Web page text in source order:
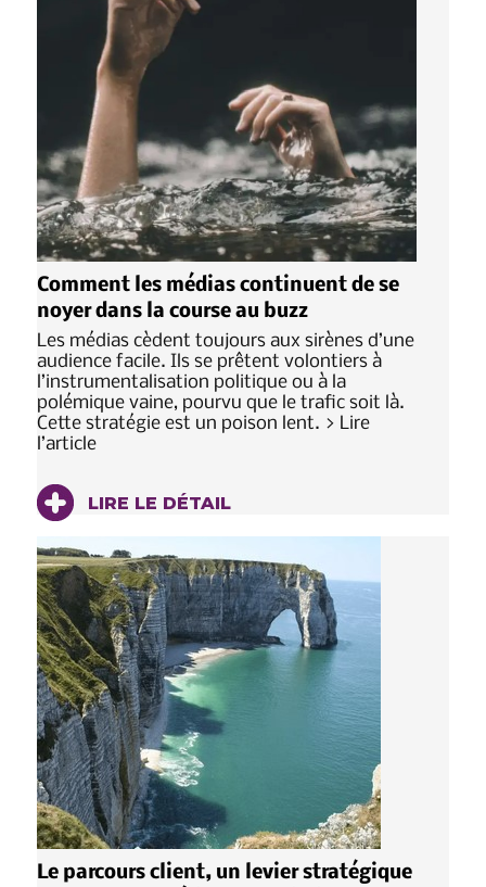
Comment les médias continuent de se
noyer dans la course au buzz
Les médias cèdent toujours aux sirènes d’une
audience facile. Ils se prêtent volontiers à
l’instrumentalisation politique ou à la
polémique vaine, pourvu que le trafic soit là.
Cette stratégie est un poison lent. > Lire
l’article
LIRE LE DÉTAIL
Le parcours client, un levier stratégique